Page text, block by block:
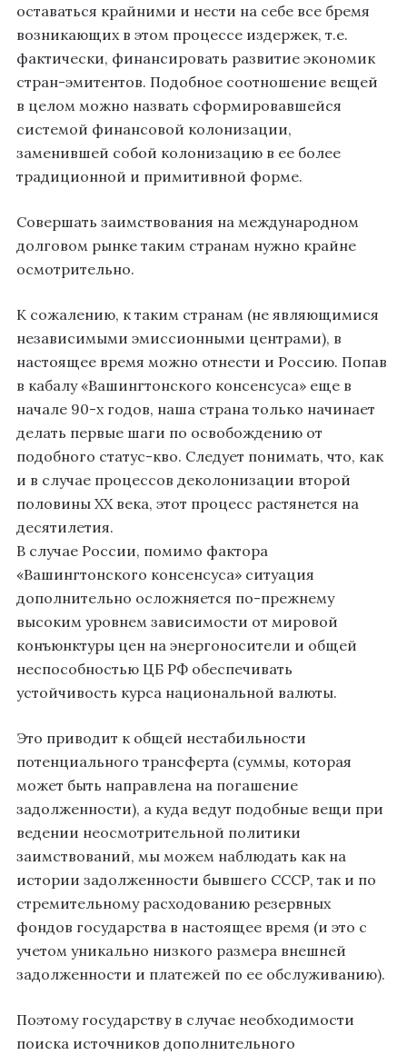
оставаться крайними и нести на себе все бремя
возникающих в этом процессе издержек, т.е.
фактически, финансировать развитие экономик
стран-эмитентов. Подобное соотношение вещей
в целом можно назвать сформировавшейся
системой финансовой колонизации,
заменившей собой колонизацию в ее более
традиционной и примитивной форме.
Совершать заимствования на международном
долговом рынке таким странам нужно крайне
осмотрительно.
К сожалению, к таким странам (не являющимися
независимыми эмиссионными центрами), в
настоящее время можно отнести и Россию. Попав
в кабалу «Вашингтонского консенсуса» еще в
начале 90-х годов, наша страна только начинает
делать первые шаги по освобождению от
подобного статус-кво. Следует понимать, что, как
и в случае процессов деколонизации второй
половины ХХ века, этот процесс растянется на
десятилетия.
В случае России, помимо фактора
«Вашингтонского консенсуса» ситуация
дополнительно осложняется по-прежнему
высоким уровнем зависимости от мировой
конъюнктуры цен на энергоносители и общей
неспособностью ЦБ РФ обеспечивать
устойчивость курса национальной валюты.
Это приводит к общей нестабильности
потенциального трансферта (суммы, которая
может быть направлена на погашение
задолженности), а куда ведут подобные вещи при
ведении неосмотрительной политики
заимствований, мы можем наблюдать как на
истории задолженности бывшего СССР, так и по
стремительному расходованию резервных
фондов государства в настоящее время (и это с
учетом уникально низкого размера внешней
задолженности и платежей по ее обслуживанию).
Поэтому государству в случае необходимости
поиска источников дополнительного